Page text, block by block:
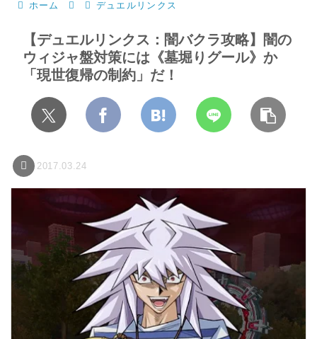
ホーム デュエルリンクス
【デュエルリンクス：闇バクラ攻略】闇の
ウィジャ盤対策には《墓堀りグール》か
「現世復帰の制約」だ！
2017.03.24